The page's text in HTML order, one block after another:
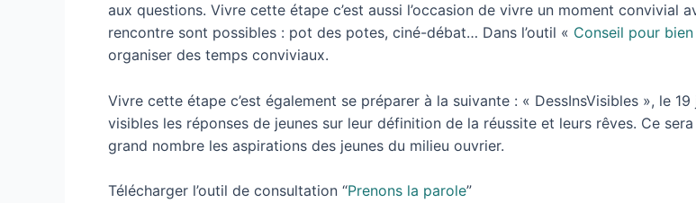
aux questions. Vivre cette étape c’est aussi l’occasion de vivre un moment convivial
rencontre sont possibles : pot des potes, ciné-débat… Dans l’outil « Conseil pour
organiser des temps conviviaux.
Vivre cette étape c’est également se préparer à la suivante : « DessInsVisibles », le
visibles les réponses de jeunes sur leur définition de la réussite et leurs rêves. Ce
grand nombre les aspirations des jeunes du milieu ouvrier.
Télécharger l’outil de consultation “Prenons la parole”